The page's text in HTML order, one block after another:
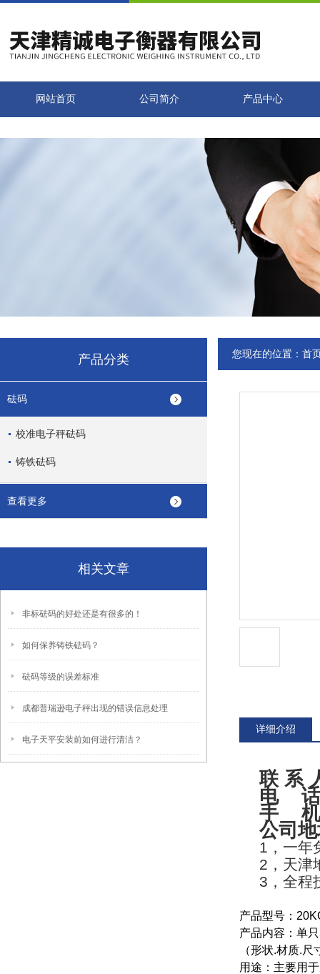
网站首页 公司简介 产品中心
产品分类
砝码
校准电子秤砝码
铸铁砝码
查看更多
相关文章
非标砝码的好处还是有很多的！
如何保养铸铁砝码？
砝码等级的误差标准
成都普瑞逊电子秤出现的错误信息处理
电子天平安装前如何进行清洁？
您现在的位置： 首
详细介绍
联 系
电
手
公司
1 ，一
2 ， 天津
3 ，全
产品型号：
产品内容：单只
（形状.材质.尺
用途：主要用